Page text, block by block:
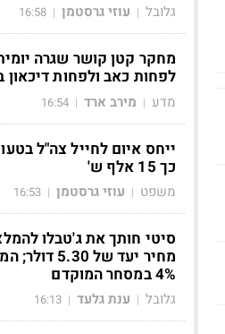
גלובל | עוזי גרסטמן |
16:58
מחקר קטן קושר שגרה
לפחות כאב ולפחות דיכאון
מדע | מירב ארד |
16:54
ייחס איום לחייל צה"ל
כך 15 אלף ש'
משפט | עוזי גרסטמן |
16:53
סיטי חותך את ג'טבלו
מחיר יעד של
4% במסחר המוקדם
גלובל | ענת גלעד |
16:13